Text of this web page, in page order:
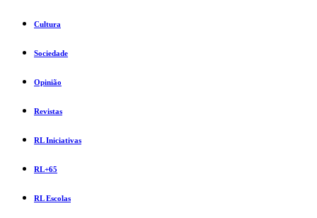
Cultura
Sociedade
Opinião
Revistas
RL Iniciativas
RL+65
RL Escolas